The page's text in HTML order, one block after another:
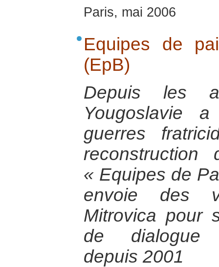
Paris, mai 2006
Equipes de
(EpB)
Depuis les
Yougoslavie
guerres
reconstruction
« Equipes de
envoie des
Mitrovica pour
de dialogue
depuis 2001